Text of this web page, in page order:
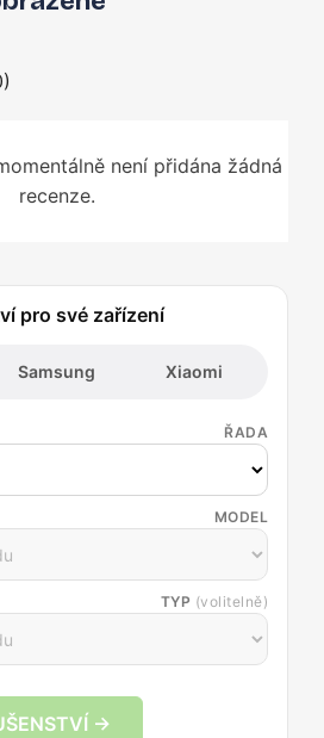
není přidána žádná
recenze.
pro své zařízení
Samsung Xiaomi
ŘADA
MODEL
TYP (volitelně)
→